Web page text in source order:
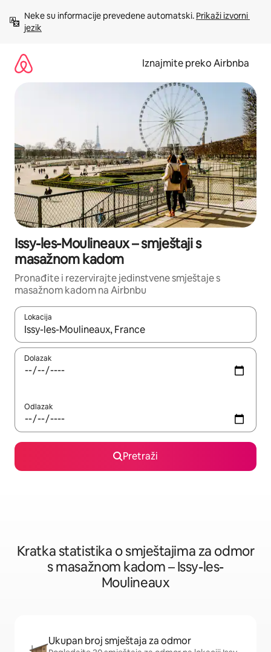
sadržaj
Neke su informacije prevedene automatski. Prikaži izvorni
jezik
Iznajmite preko Airbnba
Issy-les-Moulineaux – smještaji s
masažnom kadom
Pronađite i rezervirajte jedinstvene smještaje s
masažnom kadom na Airbnbu
Lokacija
Kada budu dostupni rezultati, moći ćete ih pregledati
Dolazak
Odlazak
Pretraži
Kratka statistika o smještajima za odmor
s masažnom kadom – Issy-les-
Moulineaux
Ukupan broj smještaja za odmor